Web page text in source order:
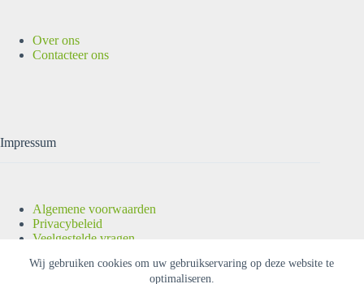
Wij gebruiken cookies om uw gebruikservaring op deze website te
optimaliseren.
Over ons
Contacteer ons
Impressum
Algemene voorwaarden
Privacybeleid
Veelgestelde vragen
voorbehouden.